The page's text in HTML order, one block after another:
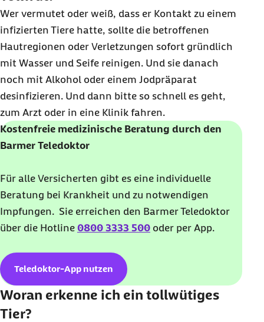
Wer vermutet oder weiß, dass er Kontakt zu einem
infizierten Tiere hatte, sollte die betroffenen
Hautregionen oder Verletzungen sofort gründlich
mit Wasser und Seife reinigen. Und sie danach
noch mit Alkohol oder einem Jodpräparat
desinfizieren. Und dann bitte so schnell es geht,
zum Arzt oder in eine Klinik fahren.
Kostenfreie medizinische Beratung durch den
Barmer Teledoktor
Für alle Versicherten gibt es eine individuelle
Beratung bei Krankheit und zu notwendigen
Impfungen. Sie erreichen den Barmer Teledoktor
über die Hotline 0800 3333 500 oder per App.
Teledoktor-App nutzen
Woran erkenne ich ein tollwütiges
Tier?